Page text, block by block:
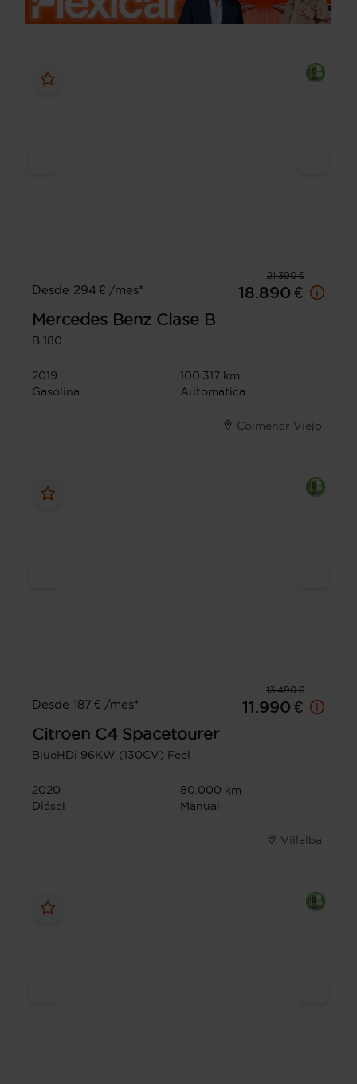
21.390 €
Desde 294 € /mes*
18.890 €
Mercedes Benz Clase B
B 180
2019
100.317 km
Gasolina
Automática
Colmenar Viejo
13.490 €
Desde 187 € /mes*
11.990 €
Citroen C4 Spacetourer
BlueHDi 96KW (130CV) Feel
2020
80.000 km
Diésel
Manual
Villalba